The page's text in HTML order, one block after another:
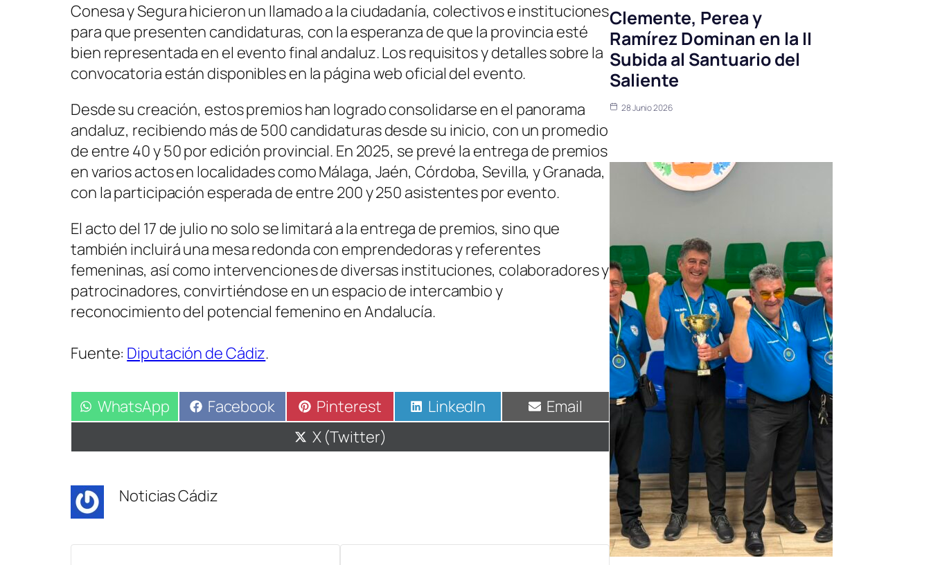
Conesa y Segura hicieron un llamado a la ciudadanía, colectivos e instituciones
para que presenten candidaturas, con la esperanza de que la provincia esté
bien representada en el evento final andaluz. Los requisitos y detalles sobre la
convocatoria están disponibles en la página web oficial del evento.
Desde su creación, estos premios han logrado consolidarse en el panorama
andaluz, recibiendo más de 500 candidaturas desde su inicio, con un promedio
de entre 40 y 50 por edición provincial. En 2025, se prevé la entrega de premios
en varios actos en localidades como Málaga, Jaén, Córdoba, Sevilla, y Granada,
con la participación esperada de entre 200 y 250 asistentes por evento.
El acto del 17 de julio no solo se limitará a la entrega de premios, sino que
también incluirá una mesa redonda con emprendedoras y referentes
femeninas, así como intervenciones de diversas instituciones, colaboradores y
patrocinadores, convirtiéndose en un espacio de intercambio y
reconocimiento del potencial femenino en Andalucía.
Fuente: Diputación de Cádiz.
Compartir
en
WhatsApp Compartir
en
Facebook Compartir
en
Pinterest Compartir
en
LinkedIn Compartir
en
Email
Compartir
en
X (Twitter)
Noticias Cádiz
Clemente, Perea y
Ramírez Dominan en la II
Subida al Santuario del
Saliente
28 Junio 2026